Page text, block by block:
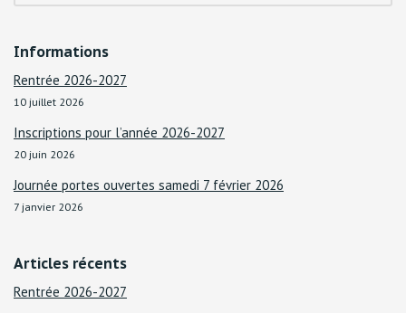
Informations
Rentrée 2026-2027
10 juillet 2026
Inscriptions pour l’année 2026-2027
20 juin 2026
Journée portes ouvertes samedi 7 février 2026
7 janvier 2026
Articles récents
Rentrée 2026-2027